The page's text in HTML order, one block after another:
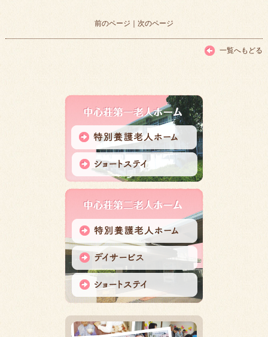
前のページ ｜ 次のページ
一覧へもどる